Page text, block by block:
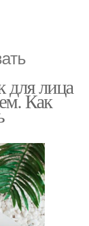
для лица
Как